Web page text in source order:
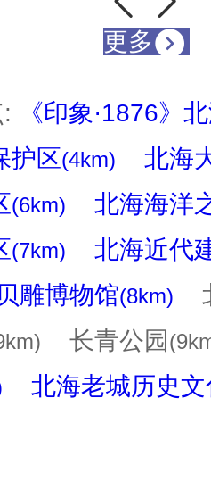
更多
《印象·1876》
护区(4km)
北海
(6km)
北海海洋
(7km)
北海近代
雕博物馆(8km)
长青公园
北海老城历史